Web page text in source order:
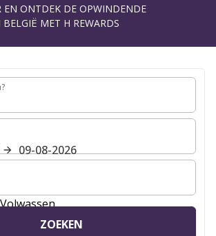
EN ONTDEK DE OPWINDENDE
MET H REWARDS
09-08-2026
kamers en gasten voor je verblijf
ZOEKEN